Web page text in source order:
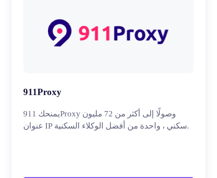
911Proxy
يمنحك 911Proxy وصولًا إلى أكثر من 72 مليون
عنوان IP سكني ، واحدة من أفضل الوكلاء السكنية.